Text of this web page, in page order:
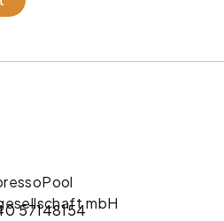
mbH
57148154